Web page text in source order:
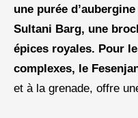
une purée
Sultani Barg, une
épices royales. Pour
complexes, le
et à la grenade, offre